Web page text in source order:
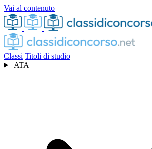
Vai al contenuto
Classi Titoli di studio
ATA